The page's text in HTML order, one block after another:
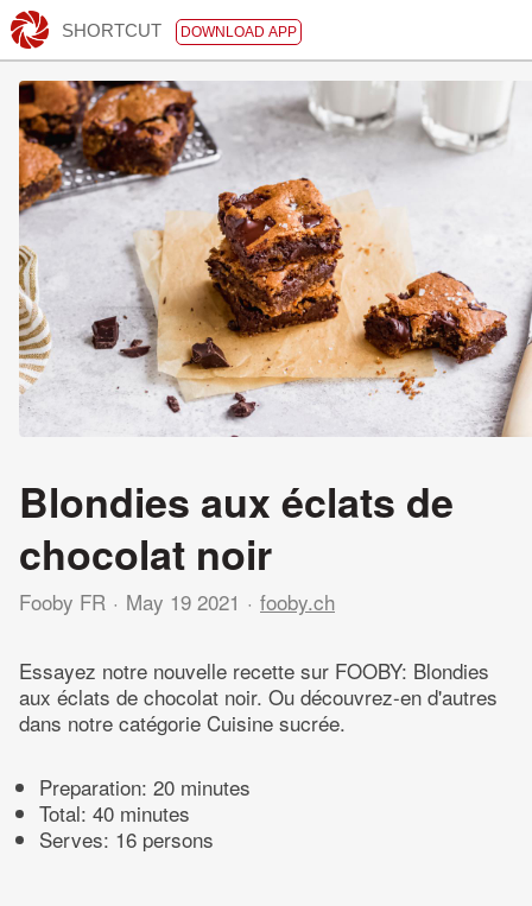
SHORTCUT DOWNLOAD APP
Blondies aux éclats de
chocolat noir
Fooby FR May 19 2021 fooby.ch
Essayez notre nouvelle recette sur FOOBY: Blondies
aux éclats de chocolat noir. Ou découvrez-en d'autres
dans notre catégorie Cuisine sucrée.
Preparation: 20 minutes
Total: 40 minutes
Serves: 16 persons